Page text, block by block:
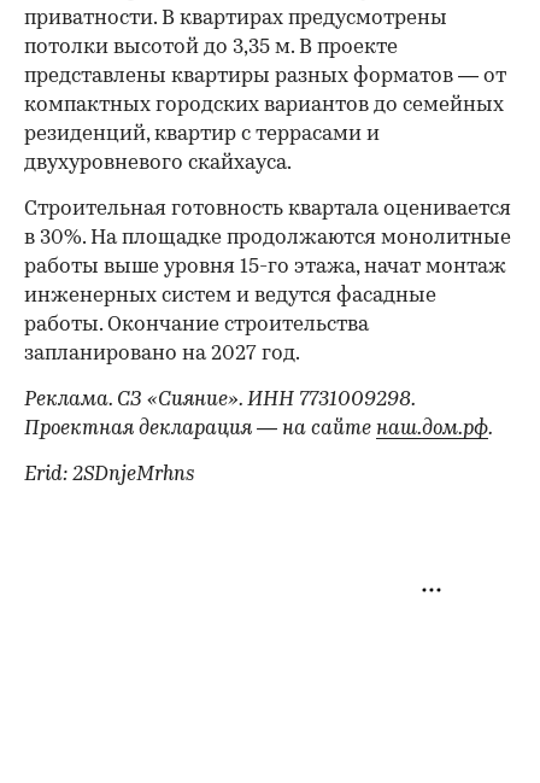
приватности. В квартирах предусмотрены
потолки высотой до 3,35 м. В проекте
представлены квартиры разных форматов — от
компактных городских вариантов до семейных
резиденций, квартир с террасами и
двухуровневого скайхауса.
Строительная готовность квартала оценивается
в 30%. На площадке продолжаются монолитные
работы выше уровня 15-го этажа, начат монтаж
инженерных систем и ведутся фасадные
работы. Окончание строительства
запланировано на 2027 год.
Реклама. СЗ «Сияние». ИНН 7731009298.
Проектная декларация — на сайте наш.дом.рф.
Erid: 2SDnjeMrhns